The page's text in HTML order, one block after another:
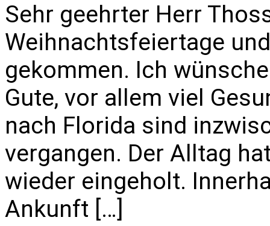
Sehr geehrter Herr
Weihnachtsfeiertage
gekommen. Ich
Gute, vor allem viel
nach Florida sind
vergangen. Der Alltag
wieder eingeholt.
Ankunft […]